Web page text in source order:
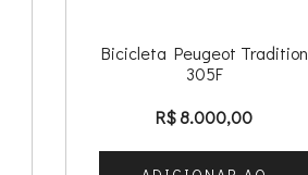
Bicicleta Peugeot Tradition
305F
R$8.000,00